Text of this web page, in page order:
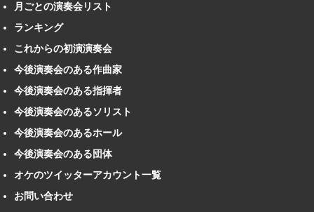
月ごとの演奏会リスト
ランキング
これからの初演演奏会
今後演奏会のある作曲家
今後演奏会のある指揮者
今後演奏会のあるソリスト
今後演奏会のあるホール
今後演奏会のある団体
オケのツイッターアカウント一覧
お問い合わせ